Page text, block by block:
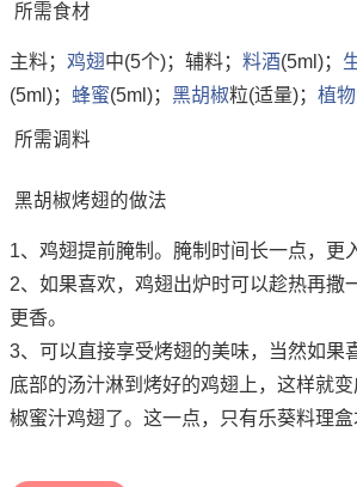
所需食材
主料； 鸡翅中(5个)；辅料； 料酒(5ml)；
(5ml)； 蜂蜜(5ml)； 黑胡椒粒(适量)； 植
所需调料
黑胡椒烤翅的做法
1、鸡翅提前腌制。腌制时间长一点，更
2、如果喜欢，鸡翅出炉时可以趁热再撒
更香。
3、可以直接享受烤翅的美味，当然如果
底部的汤汁淋到烤好的鸡翅上，这样就
椒蜜汁鸡翅了。这一点，只有乐葵料理盒